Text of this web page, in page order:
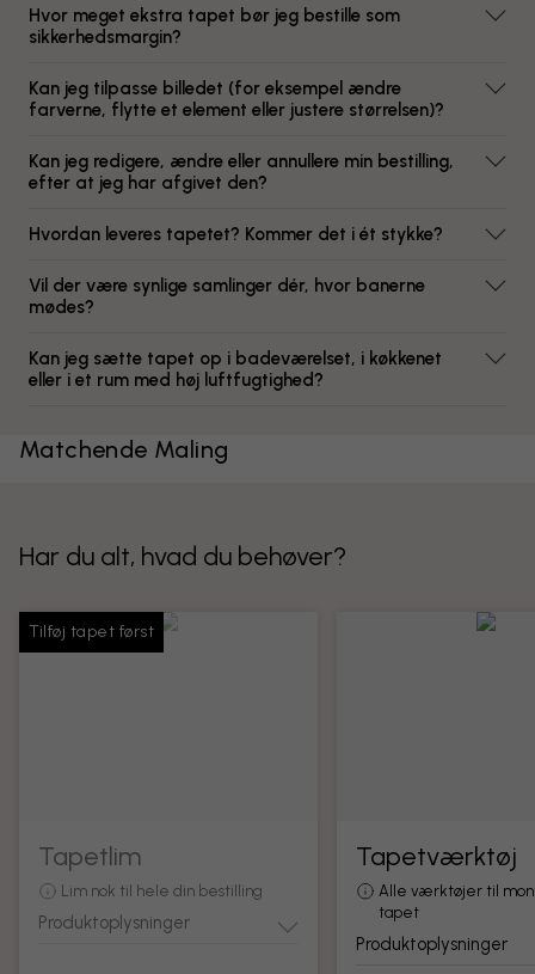
Hvor meget ekstra tapet bør jeg bestille som
sikkerhedsmargin?
Kan jeg tilpasse billedet (for eksempel ændre
farverne, flytte et element eller justere størrelsen)?
Kan jeg redigere, ændre eller annullere min bestilling,
efter at jeg har afgivet den?
Hvordan leveres tapetet? Kommer det i ét stykke?
Vil der være synlige samlinger dér, hvor banerne
mødes?
Kan jeg sætte tapet op i badeværelset, i køkkenet
eller i et rum med høj luftfugtighed?
Matchende Maling
Har du alt, hvad du behøver?
Tilføj tapet først
Tapetlim
Lim nok til hele din bestilling
Produktoplysninger
Tapetværktøj
Alle værktøjer til
tapet
Produktoplysninger